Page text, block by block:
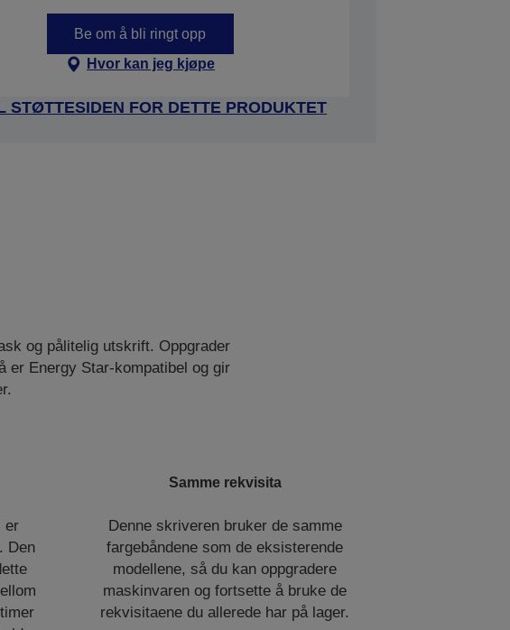
Be om å bli ringt opp
Hvor kan jeg kjøpe
STØTTESIDEN FOR DETTE PRODUKTET
og pålitelig utskrift. Oppgrader
er Energy Star-kompatibel og gir
er
Den
Samme rekvisita
Denne skriveren bruker de samme
fargebåndene som de eksisterende
modellene, så du kan oppgradere
maskinvaren og fortsette å bruke de
rekvisitaene du allerede har på lager.